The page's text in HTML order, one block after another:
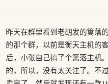
昨天在群里看到老胡发的篱落
的那个群，以前是衡天主机的
后，小张自己搞了个篱落主机
的，所以，没有太关注了。不